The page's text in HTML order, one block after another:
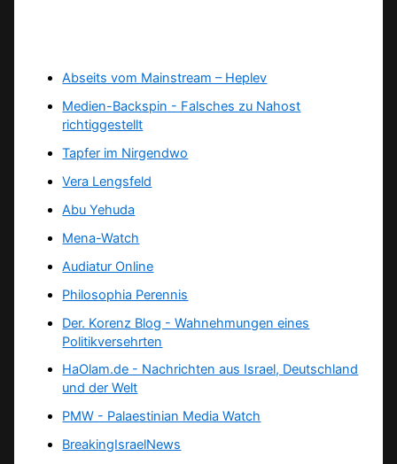
Abseits vom Mainstream – Heplev
Medien-Backspin - Falsches zu Nahost
richtiggestellt
Tapfer im Nirgendwo
Vera Lengsfeld
Abu Yehuda
Mena-Watch
Audiatur Online
Philosophia Perennis
Der. Korenz Blog - Wahnehmungen eines
Politikversehrten
HaOlam.de - Nachrichten aus Israel, Deutschland
und der Welt
PMW - Palaestinian Media Watch
BreakingIsraelNews